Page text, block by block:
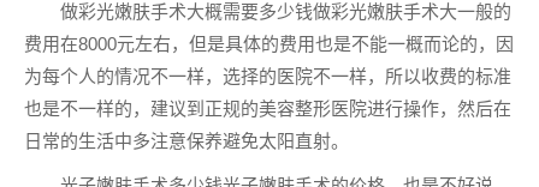
做彩光嫩肤手术大概需要多少钱做彩光嫩肤手术大一般的
费用在8000元左右，但是具体的费用也是不能一概而论的，因
为每个人的情况不一样，选择的医院不一样，所以收费的标准
也是不一样的，建议到正规的美容整形医院进行操作，然后在
日常的生活中多注意保养避免太阳直射。